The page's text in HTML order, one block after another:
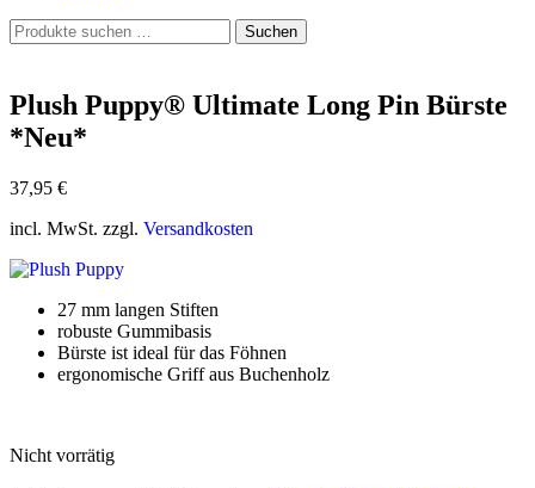
Suchen
nach:
Suchen
Plush Puppy® Ultimate Long Pin Bürste
*Neu*
37,95 €
incl. MwSt. zzgl. Versandkosten
27 mm langen Stiften
robuste Gummibasis
Bürste ist ideal für das Föhnen
ergonomische Griff aus Buchenholz
Nicht vorrätig